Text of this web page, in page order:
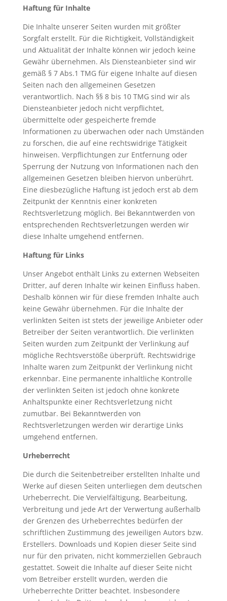
Haftung für Inhalte
Die Inhalte unserer Seiten wurden mit größter
Sorgfalt erstellt. Für die Richtigkeit, Vollständigkeit
und Aktualität der Inhalte können wir jedoch keine
Gewähr übernehmen. Als Diensteanbieter sind wir
gemäß § 7 Abs.1 TMG für eigene Inhalte auf diesen
Seiten nach den allgemeinen Gesetzen
verantwortlich. Nach §§ 8 bis 10 TMG sind wir als
Diensteanbieter jedoch nicht verpflichtet,
übermittelte oder gespeicherte fremde
Informationen zu überwachen oder nach Umständen
zu forschen, die auf eine rechtswidrige Tätigkeit
hinweisen. Verpflichtungen zur Entfernung oder
Sperrung der Nutzung von Informationen nach den
allgemeinen Gesetzen bleiben hiervon unberührt.
Eine diesbezügliche Haftung ist jedoch erst ab dem
Zeitpunkt der Kenntnis einer konkreten
Rechtsverletzung möglich. Bei Bekanntwerden von
entsprechenden Rechtsverletzungen werden wir
diese Inhalte umgehend entfernen.
Haftung für Links
Unser Angebot enthält Links zu externen Webseiten
Dritter, auf deren Inhalte wir keinen Einfluss haben.
Deshalb können wir für diese fremden Inhalte auch
keine Gewähr übernehmen. Für die Inhalte der
verlinkten Seiten ist stets der jeweilige Anbieter oder
Betreiber der Seiten verantwortlich. Die verlinkten
Seiten wurden zum Zeitpunkt der Verlinkung auf
mögliche Rechtsverstöße überprüft. Rechtswidrige
Inhalte waren zum Zeitpunkt der Verlinkung nicht
erkennbar. Eine permanente inhaltliche Kontrolle
der verlinkten Seiten ist jedoch ohne konkrete
Anhaltspunkte einer Rechtsverletzung nicht
zumutbar. Bei Bekanntwerden von
Rechtsverletzungen werden wir derartige Links
umgehend entfernen.
Urheberrecht
Die durch die Seitenbetreiber erstellten Inhalte und
Werke auf diesen Seiten unterliegen dem deutschen
Urheberrecht. Die Vervielfältigung, Bearbeitung,
Verbreitung und jede Art der Verwertung außerhalb
der Grenzen des Urheberrechtes bedürfen der
schriftlichen Zustimmung des jeweiligen Autors bzw.
Erstellers. Downloads und Kopien dieser Seite sind
nur für den privaten, nicht kommerziellen Gebrauch
gestattet. Soweit die Inhalte auf dieser Seite nicht
vom Betreiber erstellt wurden, werden die
Urheberrechte Dritter beachtet. Insbesondere